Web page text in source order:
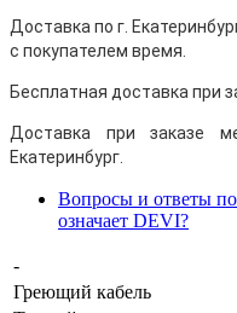
Доставка по г.
с покупателем время.
Бесплатная доставка при
Доставка при заказе
Екатеринбург.
Вопросы и ответы
означает DEVI?
-
Греющий кабель